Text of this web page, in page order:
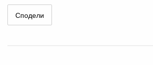
Сподели